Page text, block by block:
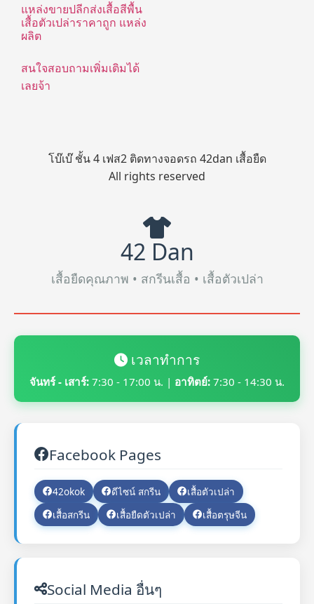
แหล่งขายปลีกส่งเสื้อสีพื้น
เสื้อตัวเปล่าราคาถูก แหล่ง
ผลิต
สนใจสอบถามเพิ่มเติมได้
เลยจ้า
โบ๊เบ๊ ชั้น 4 เฟส2 ติดทางจอดรถ 42dan เสื้อยืด
All rights reserved
42 Dan
เสื้อยืดคุณภาพ • สกรีนเสื้อ • เสื้อตัวเปล่า
เวลาทำการ
จันทร์ - เสาร์: 7:30 - 17:00 น. | อาทิตย์: 7:30 - 14:30 น.
Facebook Pages
42okok ดีไซน์ สกรีน
เสื้อตัวเปล่า
เสื้อสกรีน
เสื้อยืดตัวเปล่า เสื้อตรุษจีน
Social Media อื่นๆ